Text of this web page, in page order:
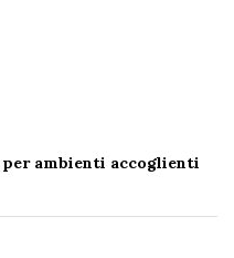
ambienti accoglienti